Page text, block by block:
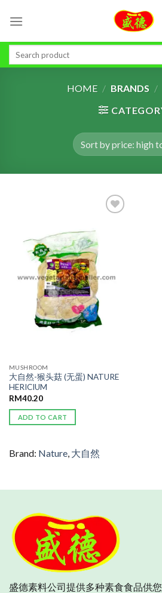
Search
HOME / BRANDS /
ADD TO
WISHLIST
MUSHROOM
大自然-猴头菇 (无蛋) NATURE
HERICIUM
RM40.20
ADD TO CART
Brand: Nature, 大自然
盛德素料公司提供多种素食食品供